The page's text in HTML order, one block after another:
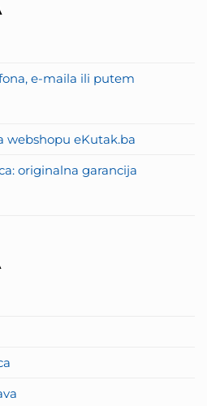
e-maila ili putem
webshopu eKutak.ba
originalna garancija